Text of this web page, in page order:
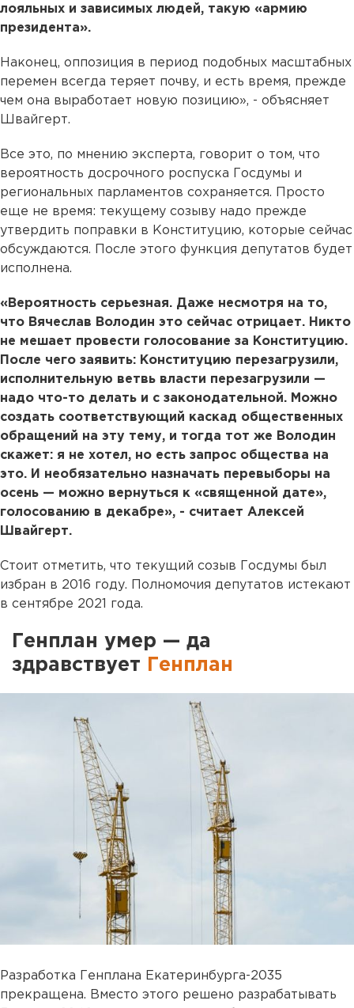
лояльных и зависимых людей, такую «армию
президента».
Наконец, оппозиция в период подобных масштабных
перемен всегда теряет почву, и есть время, прежде
чем она выработает новую позицию», - объясняет
Швайгерт.
Все это, по мнению эксперта, говорит о том, что
вероятность досрочного роспуска Госдумы и
региональных парламентов сохраняется. Просто
еще не время: текущему созыву надо прежде
утвердить поправки в Конституцию, которые сейчас
обсуждаются. После этого функция депутатов будет
исполнена.
«Вероятность серьезная. Даже несмотря на то,
что Вячеслав Володин это сейчас отрицает. Никто
не мешает провести голосование за Конституцию.
После чего заявить: Конституцию перезагрузили,
исполнительную ветвь власти перезагрузили —
надо что-то делать и с законодательной. Можно
создать соответствующий каскад общественных
обращений на эту тему, и тогда тот же Володин
скажет: я не хотел, но есть запрос общества на
это. И необязательно назначать перевыборы на
осень — можно вернуться к «священной дате»,
голосованию в декабре», - считает Алексей
Швайгерт.
Стоит отметить, что текущий созыв Госдумы был
избран в 2016 году. Полномочия депутатов истекают
в сентябре 2021 года.
Генплан умер — да
здравствует Генплан
Разработка Генплана Екатеринбурга-2035
прекращена. Вместо этого решено разрабатывать